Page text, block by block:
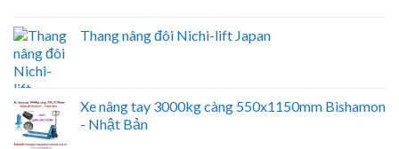
Thang nâng đôi Nichi-lift Japan
Xe nâng tay 3000kg càng 550x1150mm Bishamon
- Nhật Bản